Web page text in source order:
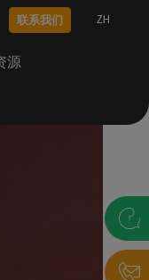
源
联系我们 ZH